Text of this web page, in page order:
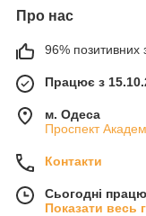
Про нас
96% позитивних з
Працює з
м. Одеса
Проспект
Контакти
Сьогодні
Показати весь